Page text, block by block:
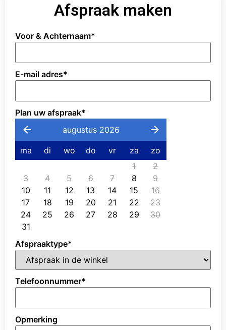
Afspraak maken
Voor & Achternaam*
E-mail adres*
Plan uw afspraak*
augustus 2026
ma di wo do vr za
zo
1
2
3
4 5 6 7 8
9
10
11 12 13 14 15
16
17
18 19 20 21 22
23
24
25 26 27 28 29
30
31
Afspraaktype*
Telefoonnummer*
Opmerking